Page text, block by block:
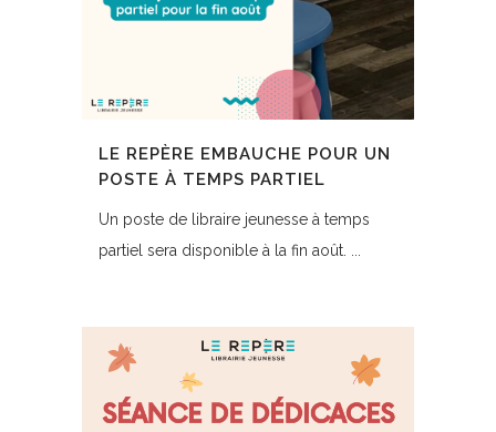
LE REPÈRE EMBAUCHE POUR UN
POSTE À TEMPS PARTIEL
Un poste de libraire jeunesse à temps
partiel sera disponible à la fin août. ...